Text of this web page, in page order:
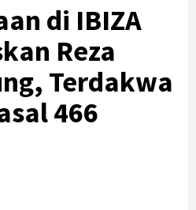
di IBIZA
Reza
Terdakwa
466